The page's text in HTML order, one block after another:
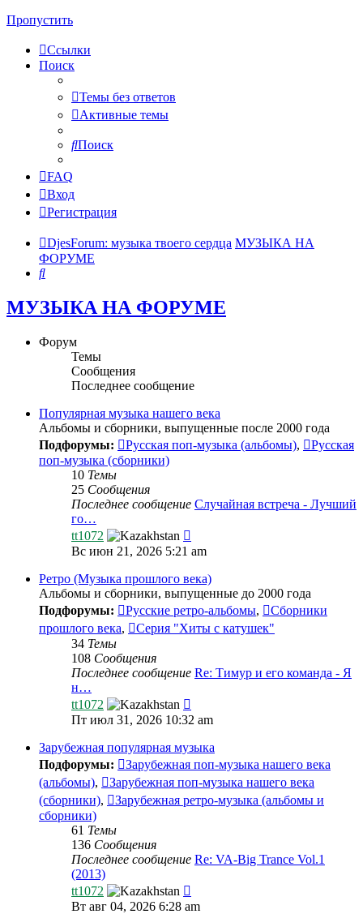
Пропустить
Ссылки
Поиск
Темы без ответов
Активные темы
Поиск
FAQ
Вход
Регистрация
DjesForum: музыка твоего сердца МУЗЫКА НА
ФОРУМЕ
Поиск
МУЗЫКА НА ФОРУМЕ
Форум
Темы
Сообщения
Последнее сообщение
Популярная музыка нашего века
Альбомы и сборники, выпущенные после 2000 года
Подфорумы:
Русская поп-музыка (альбомы),
Русская
поп-музыка (сборники)
10 Темы
25 Сообщения
Последнее сообщение Случайная встреча - Лучший
го…
tt1072
к
сообщению
Вс июн 21, 2026 5:21 am
Ретро (Музыка прошлого века)
Альбомы и сборники, выпущенные до 2000 года
Подфорумы:
Русские ретро-альбомы,
Сборники
прошлого века,
Серия "Хиты с катушек"
34 Темы
108 Сообщения
Последнее сообщение Re: Тимур и его команда - Я
н…
tt1072
к
сообщению
Пт июл 31, 2026 10:32 am
Зарубежная популярная музыка
Подфорумы:
Зарубежная поп-музыка нашего века
(альбомы),
Зарубежная поп-музыка нашего века
(сборники),
Зарубежная ретро-музыка (альбомы и
сборники)
61 Темы
136 Сообщения
Последнее сообщение Re: VA-Big Trance Vol.1
(2013)
tt1072
к
Вт авг 04, 2026 6:28 am